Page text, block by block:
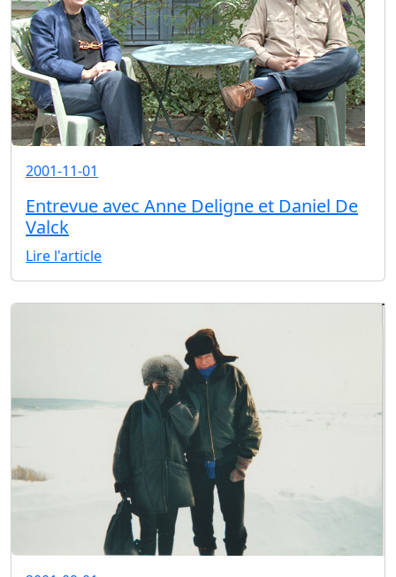
2001-11-01
Entrevue avec Anne Deligne et Daniel De
Valck
Lire l'article